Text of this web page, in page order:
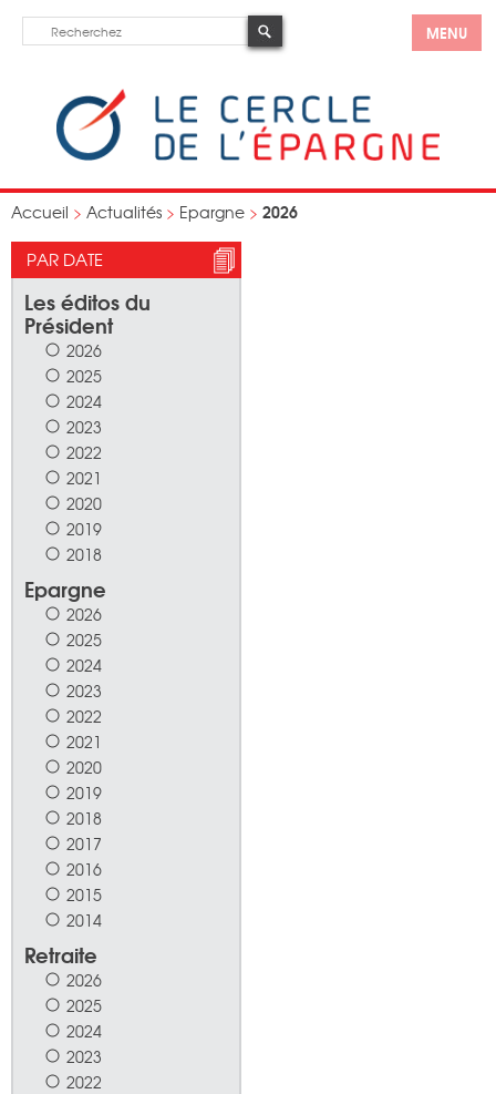
MENU
Accueil > Actualités > Epargne > 2026
PAR DATE
Les éditos du
Président
2026
2025
2024
2023
2022
2021
2020
2019
2018
Epargne
2026
2025
2024
2023
2022
2021
2020
2019
2018
2017
2016
2015
2014
Retraite
2026
2025
2024
2023
2022